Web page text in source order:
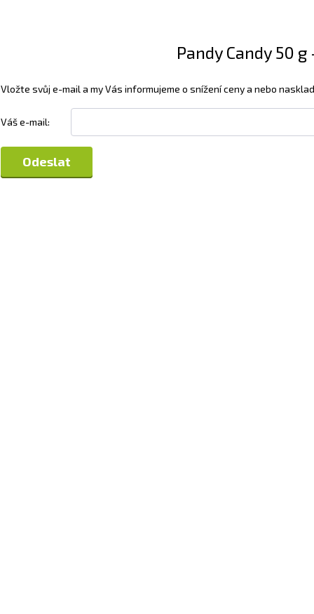
Pandy Candy 50
Vložte svůj e-mail a my Vás informujeme o snížení ceny a nebo
Váš e-mail: